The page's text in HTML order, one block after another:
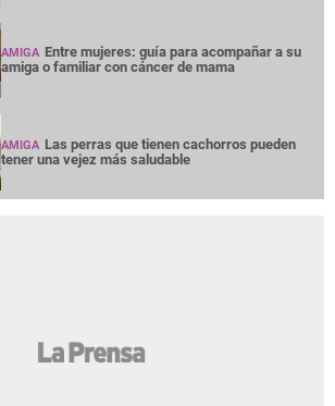
AMIGA Entre mujeres: guía para acompañar a su
amiga o familiar con cáncer de mama
AMIGA Las perras que tienen cachorros pueden
tener una vejez más saludable